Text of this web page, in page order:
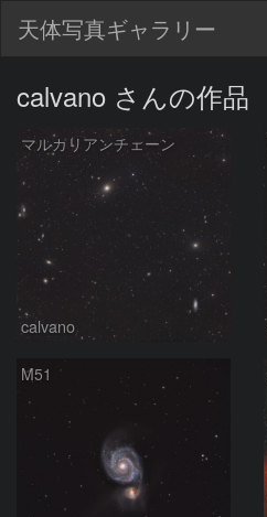
天体写真ギャラリー
calvano さんの作品
マルカリアンチェーン
calvano
M51